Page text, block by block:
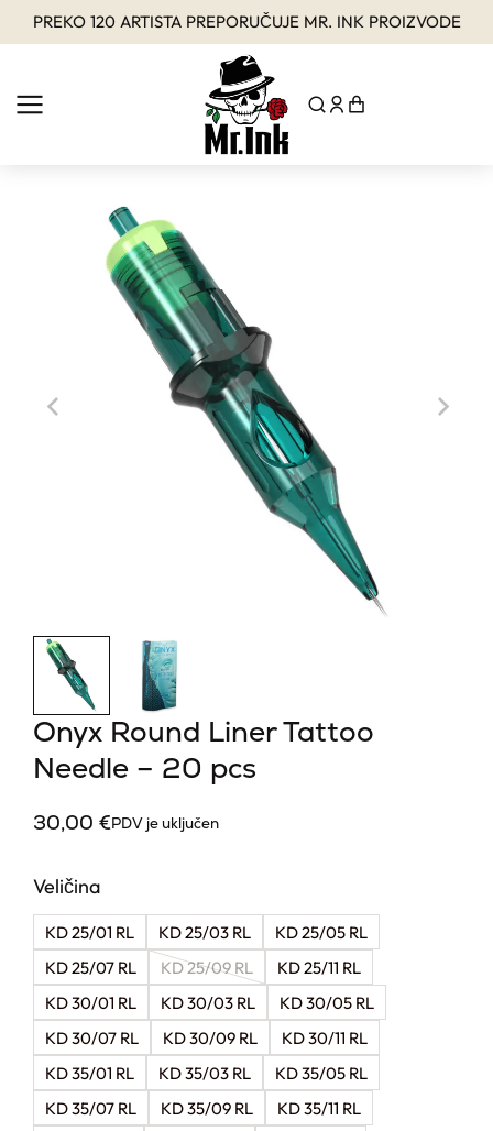
PREKO 120 ARTISTA PREPORUČUJE MR. INK PROIZVODE
Onyx Round Liner Tattoo
Needle – 20 pcs
30,00 €PDV je uključen
Veličina
KD 25/01 RL KD 25/03 RL
KD 25/05 RL
KD 25/07 RL
KD 25/09 RL
KD 25/11 RL
KD 30/01 RL
KD 30/03 RL
KD 30/05 RL
KD 30/07 RL
KD 30/09 RL
KD 30/11 RL
KD 35/01 RL
KD 35/03 RL
KD 35/05 RL
KD 35/07 RL
KD 35/09 RL
KD 35/11 RL